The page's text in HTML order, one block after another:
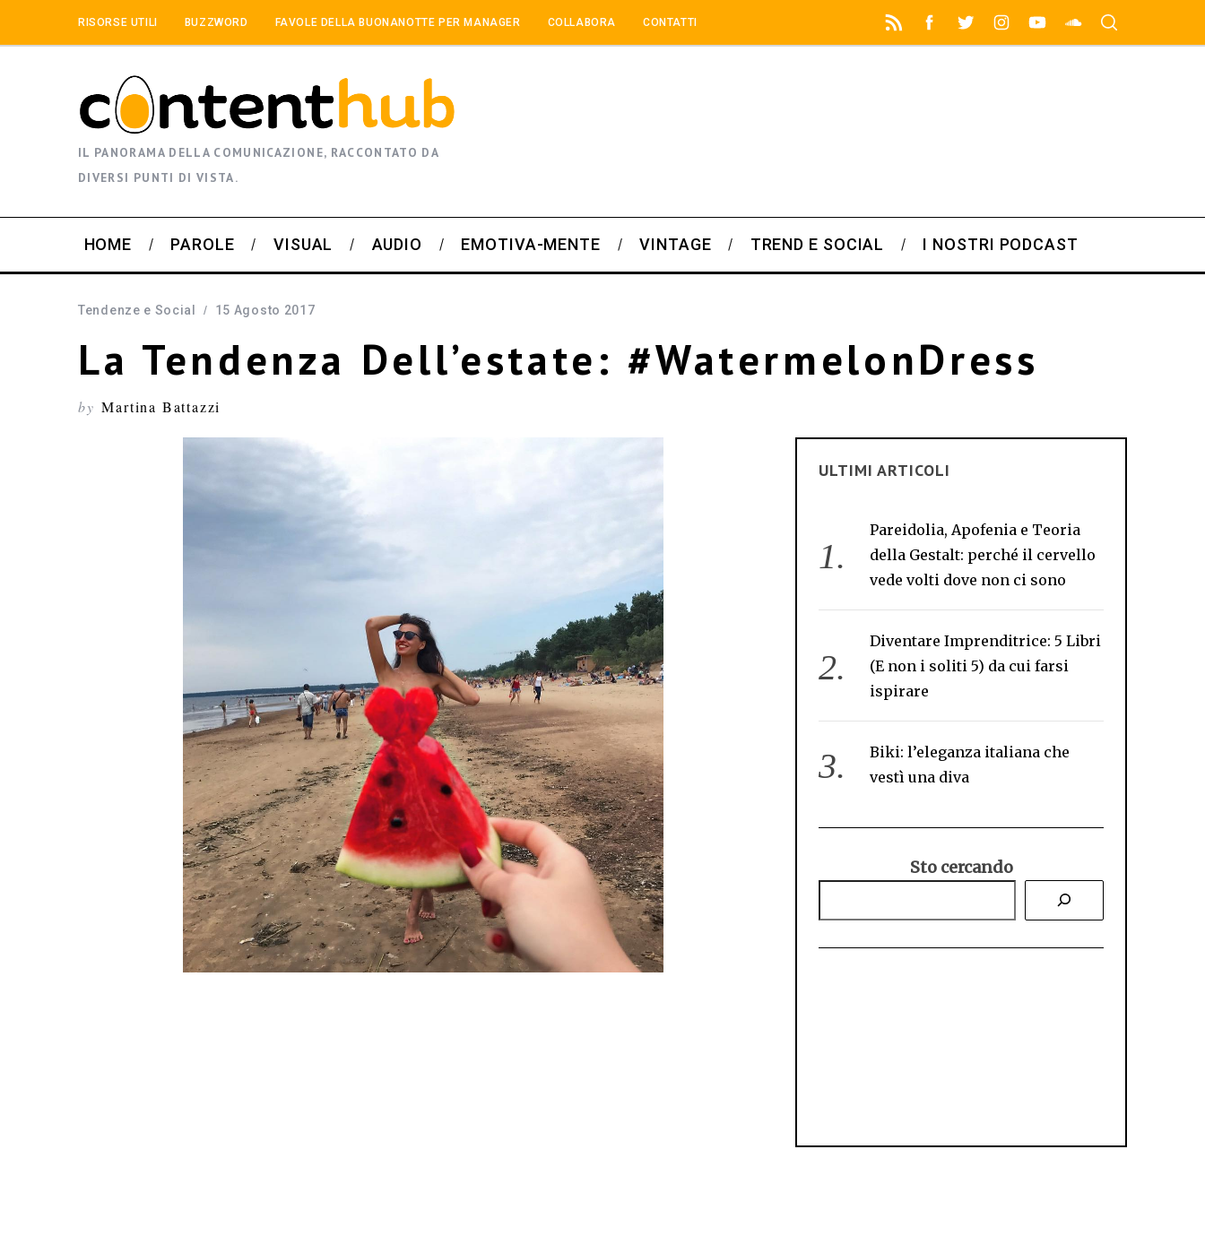
RISORSE UTILI BUZZWORD FAVOLE DELLA BUONANOTTE PER MANAGER COLLABORA CONTATTI
IL PANORAMA DELLA COMUNICAZIONE, RACCONTATO DA
DIVERSI PUNTI DI VISTA.
HOME PAROLE VISUAL AUDIO EMOTIVA-MENTE VINTAGE TREND E SOCIAL I NOSTRI PODCAST
Tendenze e Social 15 Agosto 2017
La Tendenza Dell’estate: #WatermelonDress
by Martina Battazzi
ULTIMI ARTICOLI
Pareidolia, Apofenia e Teoria
della Gestalt: perché il cervello
vede volti dove non ci sono
Diventare Imprenditrice: 5 Libri
(E non i soliti 5) da cui farsi
ispirare
Biki: l’eleganza italiana che
vestì una diva
Sto cercando